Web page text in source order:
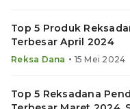
Top 5 Produk
Terbesar April 2024
Reksa Dana • 15 Mei 2024
Top 5 Reksadana